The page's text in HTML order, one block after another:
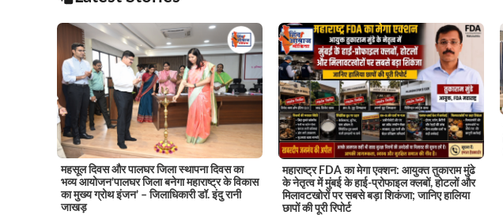
महसूल दिवस और पालघर जिला स्थापना दिवस का
भव्य आयोजन’पालघर जिला बनेगा महाराष्ट्र के विकास
का मुख्य ग्रोथ इंजन’ – जिलाधिकारी डॉ. इंदु रानी
जाखड़
महाराष्ट्र FDA का मेगा एक्शन: आयुक्त तुकाराम मुंढे
के नेतृत्व में मुंबई के हाई-प्रोफाइल क्लबों, होटलों और
मिलावटखोरों पर सबसे बड़ा शिकंजा; जानिए हालिया
छापों की पूरी रिपोर्ट